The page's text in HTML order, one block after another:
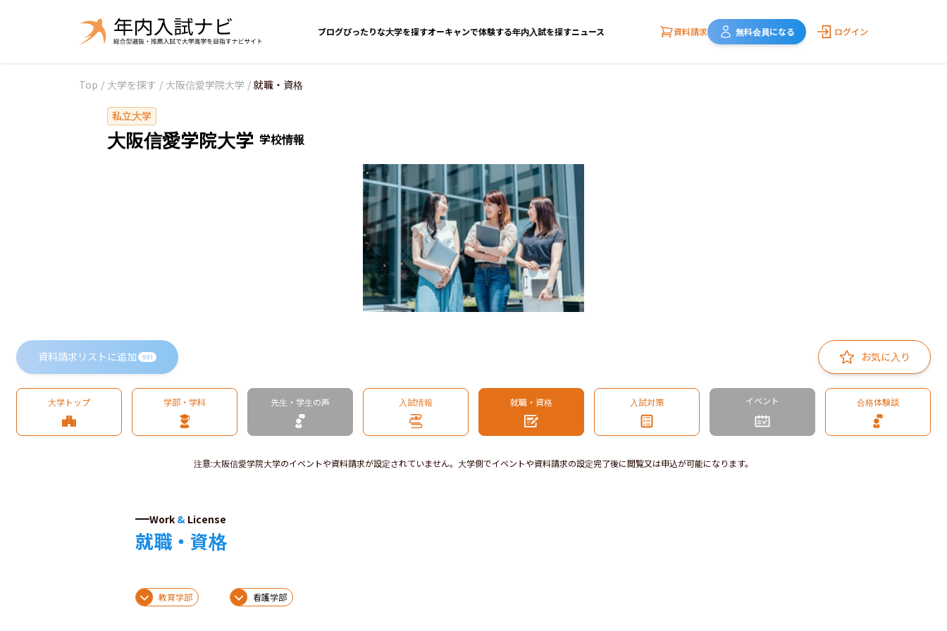
ブログぴったりな大学を探すオーキャンで体験する年内入試を探すニュース 資料請求 無料会員になる ログイン
Top / 大学を探す / 大阪信愛学院大学 / 就職・資格
私立大学
大阪信愛学院大学 学校情報
資料請求リストに追加 無料 お気に入り
大学トップ 学部・学科 先生・学生の声 入試情報 就職・資格 入試対策 イベント 合格体験談
注意:大阪信愛学院大学のイベントや資料請求が設定されていません。大学側でイベントや資料請求の設定完了後に閲覧又は申込が可能になります。
Work & License
就職・資格
教育学部 看護学部